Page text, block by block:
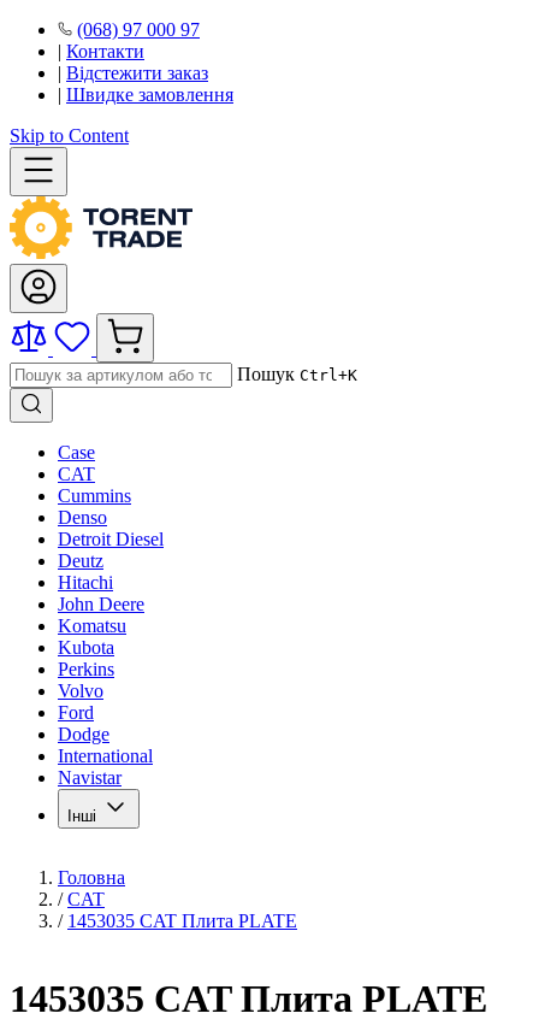
(068) 97 000 97
| Контакти
| Відстежити заказ
| Швидке замовлення
Skip to Content
Пошук Ctrl+K
Case
CAT
Cummins
Denso
Detroit Diesel
Deutz
Hitachi
John Deere
Komatsu
Kubota
Perkins
Volvo
Ford
Dodge
International
Navistar
Інші
Головна
/ CAT
/ 1453035 CAT Плита PLATE
1453035 CAT Плита PLATE